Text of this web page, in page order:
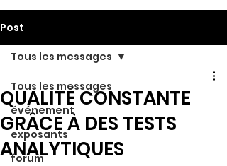
Post
Tous les messages
événement
exposants
forum
Tous les messages
QUALITÉ CONSTANTE
GRÂCE À DES TESTS
ANALYTIQUES